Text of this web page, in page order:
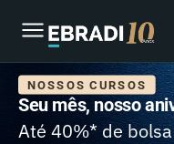
NOSSOS CURSOS
Seu mês, nosso
Até 40%* de